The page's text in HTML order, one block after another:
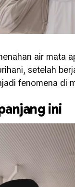
air mata
setelah
fenomena di
ini